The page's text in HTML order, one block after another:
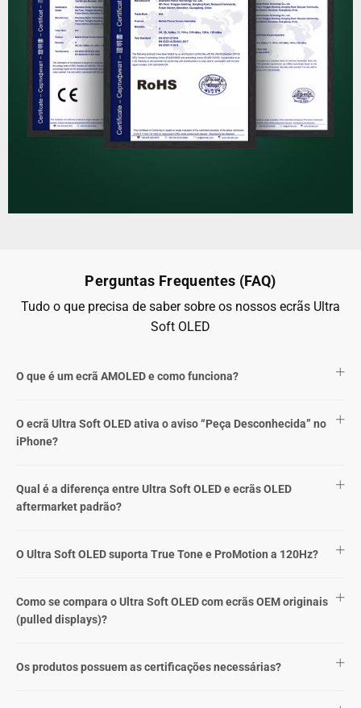
Perguntas Frequentes (FAQ)
Tudo o que precisa de saber sobre os nossos ecrãs Ultra
Soft OLED
O que é um ecrã AMOLED e como funciona?
O ecrã Ultra Soft OLED ativa o aviso “Peça Desconhecida” no
iPhone?
Qual é a diferença entre Ultra Soft OLED e ecrãs OLED
aftermarket padrão?
O Ultra Soft OLED suporta True Tone e ProMotion a 120Hz?
Como se compara o Ultra Soft OLED com ecrãs OEM originais
(pulled displays)?
Os produtos possuem as certificações necessárias?